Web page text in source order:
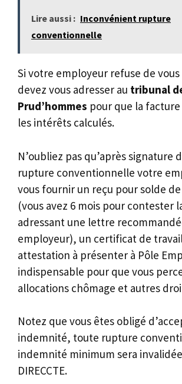
Lire aussi : Inconvénient rupture
conventionnelle
Si votre employeur refuse de
devez vous adresser au tribunal
Prud’hommes pour que la
les intérêts calculés.
N’oubliez pas qu’après signature
rupture conventionnelle votre
vous fournir un reçu pour solde
(vous avez 6 mois pour contester
adressant une lettre
employeur), un certificat de
attestation à présenter à Pôle
indispensable pour que vous
allocations chômage et autres
Notez que vous êtes obligé
indemnité, toute rupture
indemnité minimum sera
DIRECCTE.